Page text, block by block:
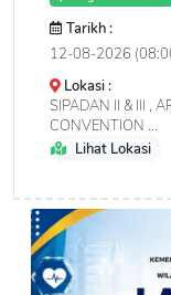
Tarikh :
12-08-2026
Lokasi :
SIPADAN II & III ,
CONVENTION ...
Lihat Lokasi